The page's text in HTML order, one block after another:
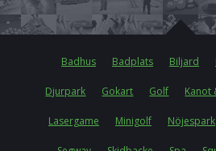
Badhus Badplats Biljard
Djurpark Gokart Golf Kanot
Lasergame Minigolf Nöjespark